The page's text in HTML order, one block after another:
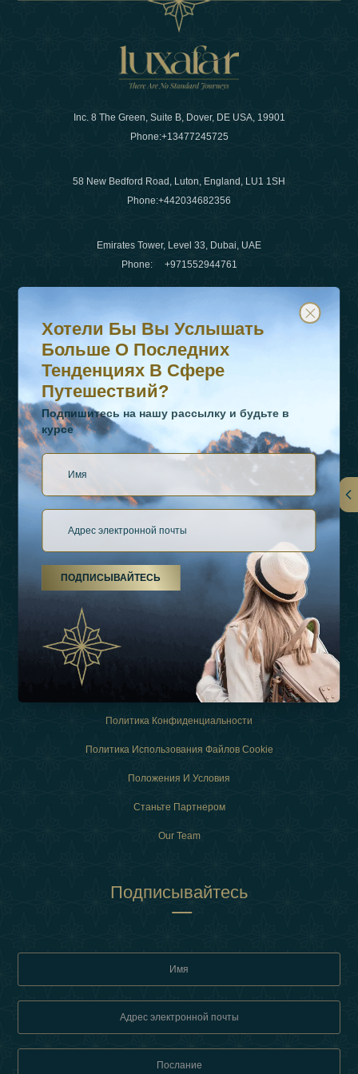
Inc. 8 The Green, Suite B, Dover, DE USA, 19901
Phone:+13477245725
58 New Bedford Road, Luton, England, LU1 1SH
Phone:+442034682356
Emirates Tower, Level 33, Dubai, UAE
Phone: +971552944761
WhatsApp Нет :+442034682356
+971552944761
О Нас
Виды Отдыха
Связаться
Политика Конфиденциальности
Политика Использования Файлов Cookie
Положения И Условия
Станьте Партнером
Our Team
Подписывайтесь
Хотели бы вы услышать больше о последних
Подпишитесь на нашу рассылку и будьте в курсе
Хотели Бы Вы Услышать
Больше О Последних
Тенденциях В Сфере
Путешествий?
Подпишитесь на нашу рассылку и будьте в
курсе
ПОДПИСЫВАЙТЕСЬ